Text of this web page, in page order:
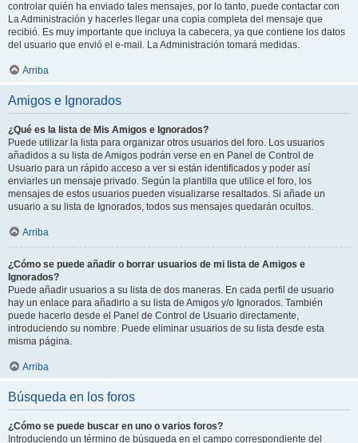
controlar quién ha enviado tales mensajes, por lo tanto, puede contactar con
La Administración y hacerles llegar una copia completa del mensaje que
recibió. Es muy importante que incluya la cabecera, ya que contiene los datos
del usuario que envió el e-mail. La Administración tomará medidas.
Arriba
Amigos e Ignorados
¿Qué es la lista de Mis Amigos e Ignorados?
Puede utilizar la lista para organizar otros usuarios del foro. Los usuarios
añadidos a su lista de Amigos podrán verse en en Panel de Control de
Usuario para un rápido acceso a ver si están identificados y poder así
enviarles un mensaje privado. Según la plantilla que utilice el foro, los
mensajes de estos usuarios pueden visualizarse resaltados. Si añade un
usuario a su lista de Ignorados, todos sus mensajes quedarán ocultos.
Arriba
¿Cómo se puede añadir o borrar usuarios de mi lista de Amigos e
Ignorados?
Puede añadir usuarios a su lista de dos maneras. En cada perfil de usuario
hay un enlace para añadirlo a su lista de Amigos y/o Ignorados. También
puede hacerlo desde el Panel de Control de Usuario directamente,
introduciendo su nombre. Puede eliminar usuarios de su lista desde esta
misma página.
Arriba
Búsqueda en los foros
¿Cómo se puede buscar en uno o varios foros?
Introduciendo un término de búsqueda en el campo correspondiente del